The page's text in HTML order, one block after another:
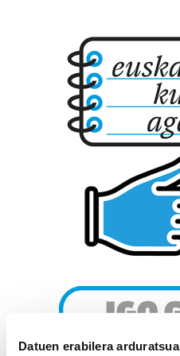
Datuen erabilera arduratsua